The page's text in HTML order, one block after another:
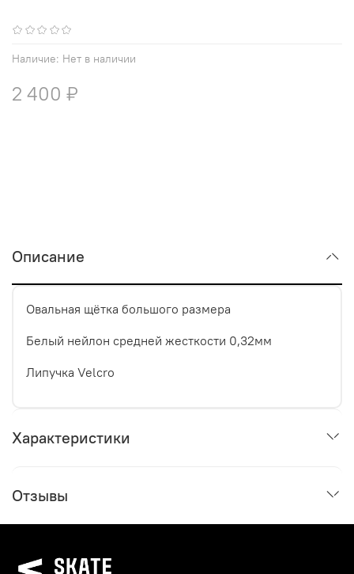
Наличие: Нет в наличии
2 400 ₽
Описание
Овальная щётка большого размера
Белый нейлон средней жесткости 0,32мм
Липучка Velcro
Характеристики
Отзывы